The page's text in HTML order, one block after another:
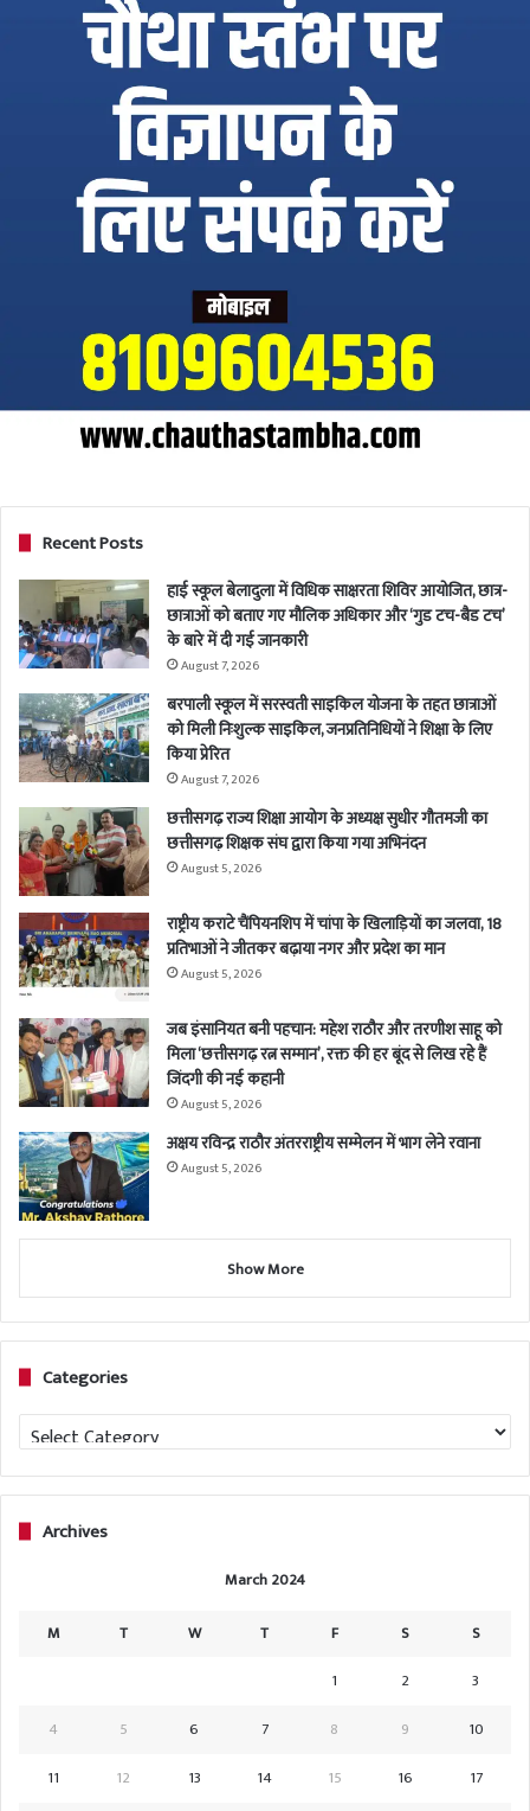
Recent Posts
हाई स्कूल बेलादुला में विधिक साक्षरता शिविर आयोजित, छात्र-
छात्राओं को बताए गए मौलिक अधिकार और ‘गुड टच-बैड टच’
के बारे में दी गई जानकारी
August 7, 2026
बरपाली स्कूल में सरस्वती साइकिल योजना के तहत छात्राओं
को मिली निःशुल्क साइकिल, जनप्रतिनिधियों ने शिक्षा के लिए
किया प्रेरित
August 7, 2026
छत्तीसगढ़ राज्य शिक्षा आयोग के अध्यक्ष सुधीर गौतमजी का
छत्तीसगढ़ शिक्षक संघ द्वारा किया गया अभिनंदन
August 5, 2026
राष्ट्रीय कराटे चैंपियनशिप में चांपा के खिलाड़ियों का जलवा, 18
प्रतिभाओं ने जीतकर बढ़ाया नगर और प्रदेश का मान
August 5, 2026
जब इंसानियत बनी पहचान: महेश राठौर और तरणीश साहू को
मिला ‘छत्तीसगढ़ रत्न सम्मान’, रक्त की हर बूंद से लिख रहे हैं
जिंदगी की नई कहानी
August 5, 2026
अक्षय रविन्द्र राठौर अंतरराष्ट्रीय सम्मेलन में भाग लेने रवाना
August 5, 2026
Show More
Categories
Categories
Archives
March 2024
M T W T F S
S
1
2
3
4
5 6 7 8 9
10
11
12 13 14 15 16
17